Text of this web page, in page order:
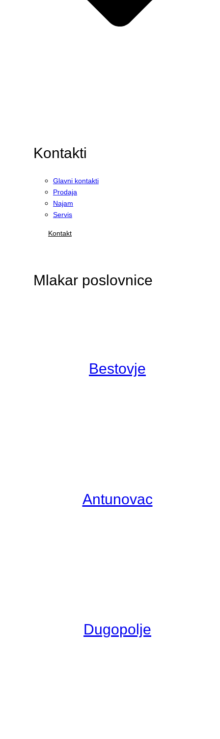
Kontakti
Glavni kontakti
Prodaja
Najam
Servis
Kontakt
Mlakar poslovnice
Bestovje
Antunovac
Dugopolje